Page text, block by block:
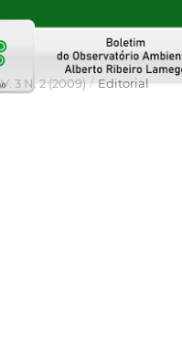
V. 3 N. 2 (2009) / Editorial